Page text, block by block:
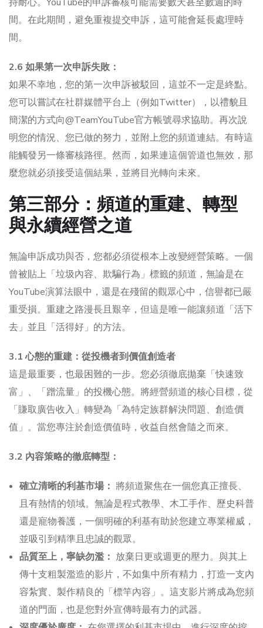
間。在此期間，避免重複提交申訴，這可能會延長處理時
間。
2.6 如果第一次申訴失敗：
如果不幸地，您的第一次申訴被駁回，這並不一定是終點。
您可以嘗試在社群媒體平台上（例如Twitter），以禮貌且
簡潔的方式向@TeamYouTube官方帳號尋求協助。再次說
明您的情況、您已做的努力，並附上您的頻道連結。有時這
能觸發另一條審核路徑。然而，如果連這個管道也無效，那
麼您就必須接受這個結果，並將目光轉向未來。
第三部分：頻道的重建、轉型
與永續經營之道
無論申訴成功與否，您都必須從根本上改變經營策略。一個
曾被貼上「垃圾內容、欺騙行為」標籤的頻道，無論是在
YouTube演算法眼中，還是在殘留的觀眾心中，信譽都已嚴
重受損。重建之路漫長且艱辛，但這是唯一能讓頻道「活下
去」並且「活得好」的方法。
3.1 心態的重建：從投機者到價值創造者
這是最重要，也最困難的一步。您必須徹底拋棄「快速致
富」、「蹭流量」的投機心態。將經營頻道的核心目標，從
「賺取廣告收入」轉變為「為特定族群解決問題、創造價
值」。當您專注於創造價值時，收益自然會隨之而來。
3.2 內容策略的徹底轉型：
確立清晰的利基市場： 將頻道聚焦在一個您真正擅長、
且有熱情的領域。無論是程式教學、木工手作、歷史科普
還是寵物養護，一個明確的利基有助於您建立專業權威，
並吸引到精準且忠誠的觀眾。
品質至上，寧缺勿濫： 放棄日更或週更的壓力。與其上
傳十支粗製濫造的影片，不如集中所有精力，打造一支內
容紮實、製作精良的「標竿內容」。這支影片將成為您頻
道的門面，也是您對外宣傳時最有力的武器。